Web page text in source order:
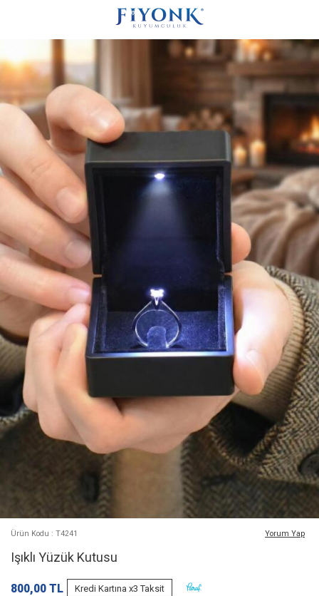
Ürün Kodu : T4241 Yorum Yap
Işıklı Yüzük Kutusu
800,00 TL Kredi Kartına x3 Taksit